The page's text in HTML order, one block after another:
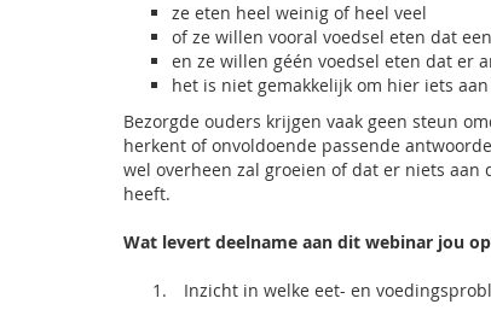
ze eten heel weinig of heel veel
of ze willen vooral voedsel eten dat
en ze willen géén voedsel eten dat er
het is niet gemakkelijk om hier iets
Bezorgde ouders krijgen vaak geen steun
herkent of onvoldoende passende
wel overheen zal groeien of dat er niets
heeft.
Wat levert deelname aan dit webinar jou
Inzicht in welke eet- en